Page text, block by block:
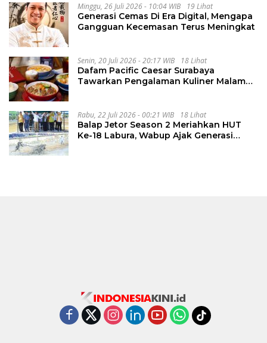
Minggu, 26 Juli 2026 - 10:04 WIB 19 Lihat
Generasi Cemas Di Era Digital, Mengapa
Gangguan Kecemasan Terus Meningkat
Senin, 20 Juli 2026 - 20:17 WIB 18 Lihat
Dafam Pacific Caesar Surabaya
Tawarkan Pengalaman Kuliner Malam
Rabu, 22 Juli 2026 - 00:21 WIB 18 Lihat
Balap Jetor Season 2 Meriahkan HUT
Ke-18 Labura, Wabup Ajak Generasi